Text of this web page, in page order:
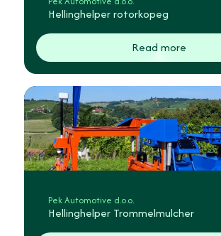
Hellinghelper rotorkopeg
Read more
Pek Automotive d.o.o.
Hellinghelper Trommelmulcher